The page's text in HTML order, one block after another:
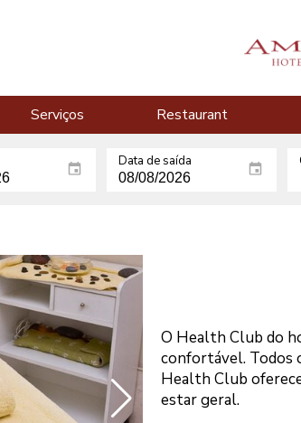
Serviços Restaurant
Data de saída
O Health Club do
confortável. Todos
Health Club
estar geral.